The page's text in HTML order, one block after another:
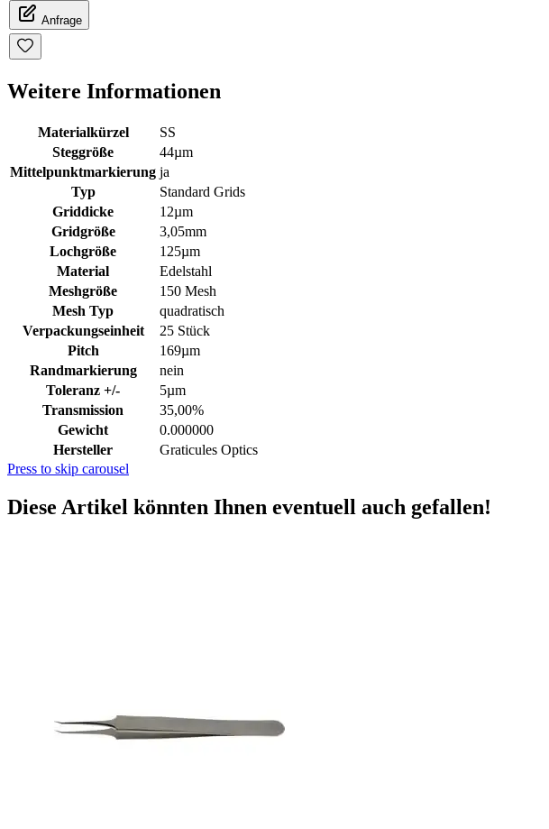
Anfrage
Weitere Informationen
Materialkürzel
SS
Steggröße
44µm
Mittelpunktmarkierung ja
Typ
Standard Grids
Griddicke
12µm
Gridgröße
3,05mm
Lochgröße
125µm
Material
Edelstahl
Meshgröße
150 Mesh
Mesh Typ
quadratisch
Verpackungseinheit
25 Stück
Pitch
169µm
Randmarkierung
nein
Toleranz +/-
5µm
Transmission
35,00%
Gewicht
0.000000
Hersteller
Graticules Optics
Press to skip carousel
Diese Artikel könnten Ihnen eventuell auch gefallen!